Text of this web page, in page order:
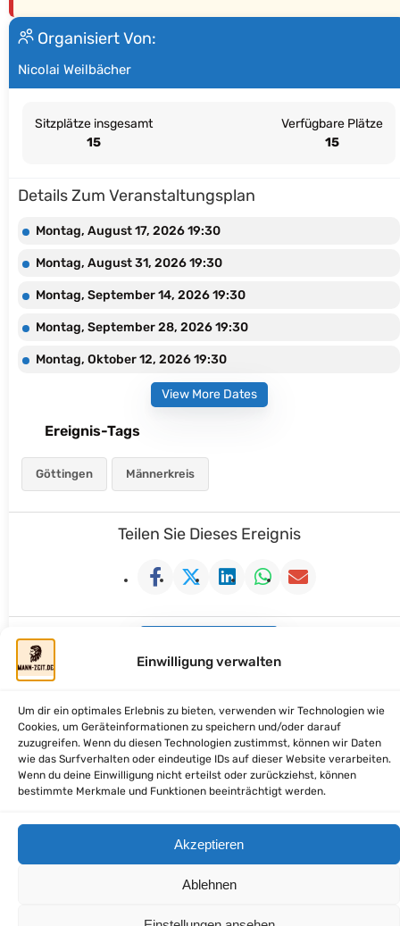
Einwilligung verwalten
Um dir ein optimales Erlebnis zu bieten, verwenden wir Technologien wie
Cookies, um Geräteinformationen zu speichern und/oder darauf
zuzugreifen. Wenn du diesen Technologien zustimmst, können wir Daten
wie das Surfverhalten oder eindeutige IDs auf dieser Website verarbeiten.
Wenn du deine Einwilligung nicht erteilst oder zurückziehst, können
bestimmte Merkmale und Funktionen beeinträchtigt werden.
Akzeptieren
Ablehnen
Organisiert Von:
Nicolai Weilbächer
Sitzplätze insgesamt
15
Verfügbare Plätze
15
Details Zum Veranstaltungsplan
Montag, August 17, 2026 19:30
Montag, August 31, 2026 19:30
Montag, September 14, 2026 19:30
Montag, September 28, 2026 19:30
Montag, Oktober 12, 2026 19:30
View More Dates
Ereignis-Tags
Göttingen Männerkreis
Teilen Sie Dieses Ereignis
mann-zeit.de - Zeit fuer Dich, Mann